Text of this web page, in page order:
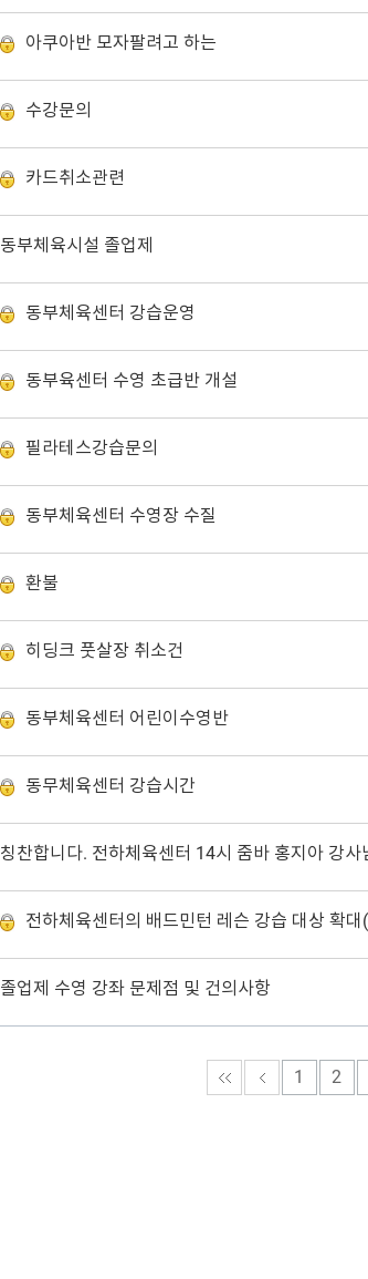
아쿠아반 모자팔려고 하는
수강문의
카드취소관련
동부체육시설 졸업제
동부체육센터 강습운영
동부육센터 수영 초급반 개설
필라테스강습문의
동부체육센터 수영장 수질
환불
히딩크 풋살장 취소건
동부체육센터 어린이수영반
동무체육센터 강습시간
전하체육센터의 배드민턴 레슨 강습 대상 확
졸업제 수영 강좌 문제점 및 건의사항
1 2